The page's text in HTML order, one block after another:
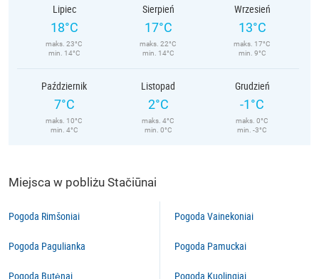
Lipiec
18°C
maks. 23°C
min. 14°C
Sierpień
17°C
maks. 22°C
min. 14°C
Wrzesień
13°C
maks. 17°C
min. 9°C
Październik
7°C
maks. 10°C
min. 4°C
Listopad
2°C
maks. 4°C
min. 0°C
Grudzień
-1°C
maks. 0°C
min. -3°C
Miejsca w pobliżu Stačiūnai
Pogoda Rimšoniai
Pogoda Pagulianka
Pogoda Butėnai
Pogoda Vainekoniai
Pogoda Pamuckai
Pogoda Kuolingiai